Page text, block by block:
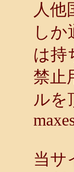
人他
し
は持
禁止
ルを
当サ